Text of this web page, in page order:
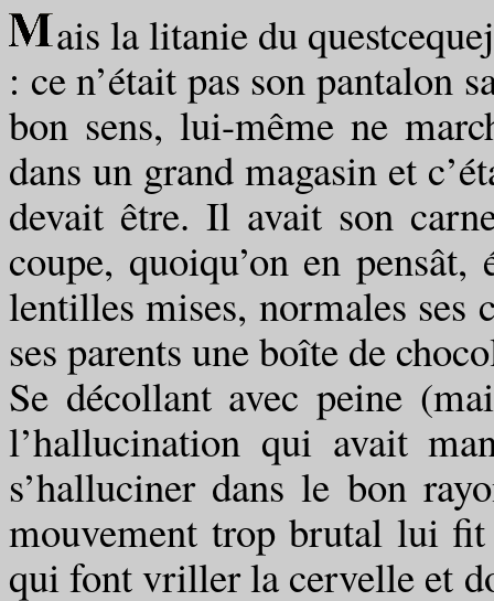
ais la litanie du
: ce n’était pas son pantalon
bon sens, lui-même ne
dans un grand magasin et
devait être. Il avait son
coupe, quoiqu’on en
lentilles mises, normales ses
ses parents une boîte de
Se décollant avec peine
l’hallucination qui avait
s’halluciner dans le bon
mouvement trop brutal lui fit
qui font vriller la cervelle et